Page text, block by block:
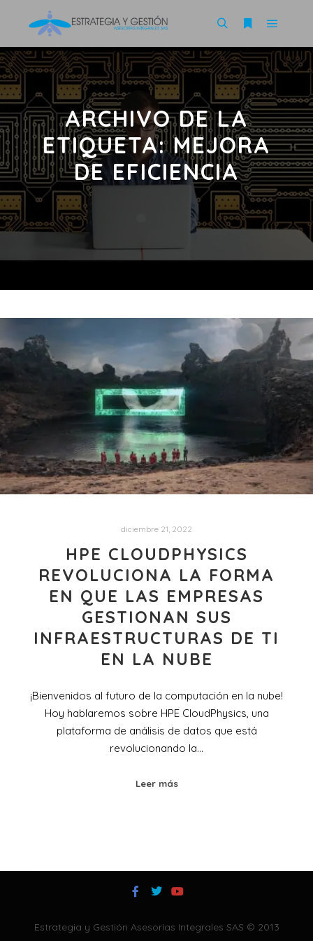
ARCHIVO DE LA
ETIQUETA:MEJORA
DE EFICIENCIA
diciembre 21, 2022
HPE CLOUDPHYSICS
REVOLUCIONA LA FORMA
EN QUE LAS EMPRESAS
GESTIONAN SUS
INFRAESTRUCTURAS DE TI
EN LA NUBE
¡Bienvenidos al futuro de la computación en la nube!
Hoy hablaremos sobre HPE CloudPhysics, una
plataforma de análisis de datos que está
revolucionando la…
Leer más
Estrategia y Gestión Asesorías Integrales SAS © 2013